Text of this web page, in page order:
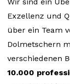
Exzellenz und
über ein Team
Dolmetschern
verschiedenen
10.000